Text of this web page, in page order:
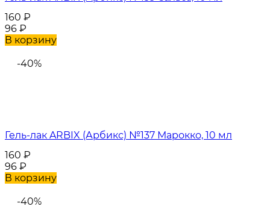
160 ₽
96 ₽
В корзину
-40%
Гель-лак ARBIX (Арбикс) №137 Марокко, 10 мл
160 ₽
96 ₽
В корзину
-40%